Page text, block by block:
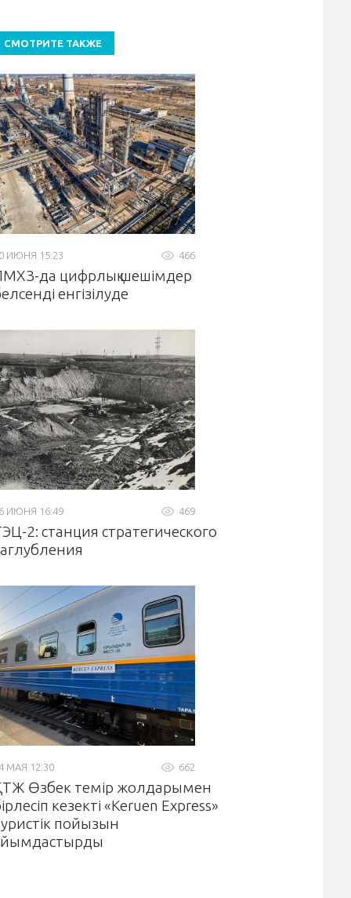
СМОТРИТЕ ТАКЖЕ
466
ИЮНЯ 15:23
да цифрлық шешімдер
енгізілуде
469
ИЮНЯ 16:49
2: станция стратегического
662
МАЯ 12:30
Өзбек темір жолдарымен
кезекті «Keruen Express»
пойызын